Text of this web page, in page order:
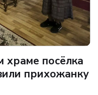
храме посёлка
прихожанку